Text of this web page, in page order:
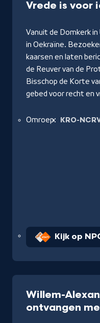
Vrede is voor
Vanuit de Domkerk
in Oekraïne.
kaarsen en laten
de Reuver van de
Bisschop de Korte
gebed voor recht en
Omroep: KRO-
Kijk op
Willem-
ontvangen